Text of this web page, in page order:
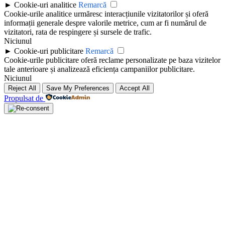
► Cookie-uri analitice Remarcă
Cookie-urile analitice urmăresc interacțiunile vizitatorilor și oferă
informații generale despre valorile metrice, cum ar fi numărul de
vizitatori, rata de respingere și sursele de trafic.
Niciunul
► Cookie-uri publicitare Remarcă
Cookie-urile publicitare oferă reclame personalizate pe baza vizitelor
tale anterioare și analizează eficiența campaniilor publicitare.
Niciunul
Reject All Save My Preferences Accept All
Propulsat de